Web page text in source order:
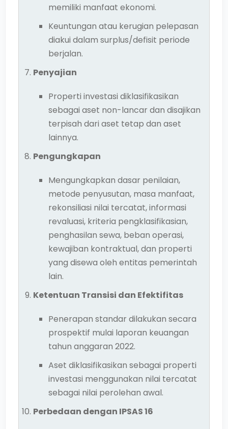
memiliki manfaat ekonomi.
Keuntungan atau kerugian pelepasan
diakui dalam surplus/defisit periode
berjalan.
Penyajian
Properti investasi diklasifikasikan
sebagai aset non-lancar dan disajikan
terpisah dari aset tetap dan aset
lainnya.
Pengungkapan
Mengungkapkan dasar penilaian,
metode penyusutan, masa manfaat,
rekonsiliasi nilai tercatat, informasi
revaluasi, kriteria pengklasifikasian,
penghasilan sewa, beban operasi,
kewajiban kontraktual, dan properti
yang disewa oleh entitas pemerintah
lain.
Ketentuan Transisi dan Efektifitas
Penerapan standar dilakukan secara
prospektif mulai laporan keuangan
tahun anggaran 2022.
Aset diklasifikasikan sebagai properti
investasi menggunakan nilai tercatat
sebagai nilai perolehan awal.
Perbedaan dengan IPSAS 16